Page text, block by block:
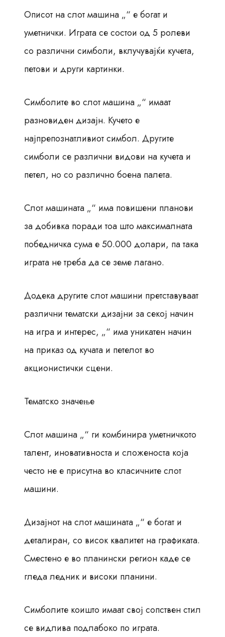
Описот на слот машина „“ е богат и
уметнички. Играта се состои од 5 ролеви
со различни симболи, вклучувајќи кучета,
петови и други картинки.
Симболите во слот машина „“ имаат
разновиден дизајн. Кучето е
најпрепознатливиот симбол. Другите
симболи се различни видови на кучета и
петел, но со различно боена палета.
Слот машината „“ има повишени планови
за добивка поради тоа што максималната
победничка сума е 50.000 долари, па така
играта не треба да се земе лагано.
Додека другите слот машини претставуваат
различни тематски дизајни за секој начин
на игра и интерес, „“ има уникатен начин
на приказ од кучата и петелот во
акционистички сцени.
Тематско значење
Слот машина „“ ги комбинира уметничкото
талент, иновативноста и сложеноста која
често не е присутна во класичните слот
машини.
Дизајнот на слот машината „“ е богат и
деталиран, со висок квалитет на графиката.
Сместено е во планински регион каде се
гледа ледник и високи планини.
Симболите коишто имаат свој сопствен стил
се видлива подлабоко по играта.